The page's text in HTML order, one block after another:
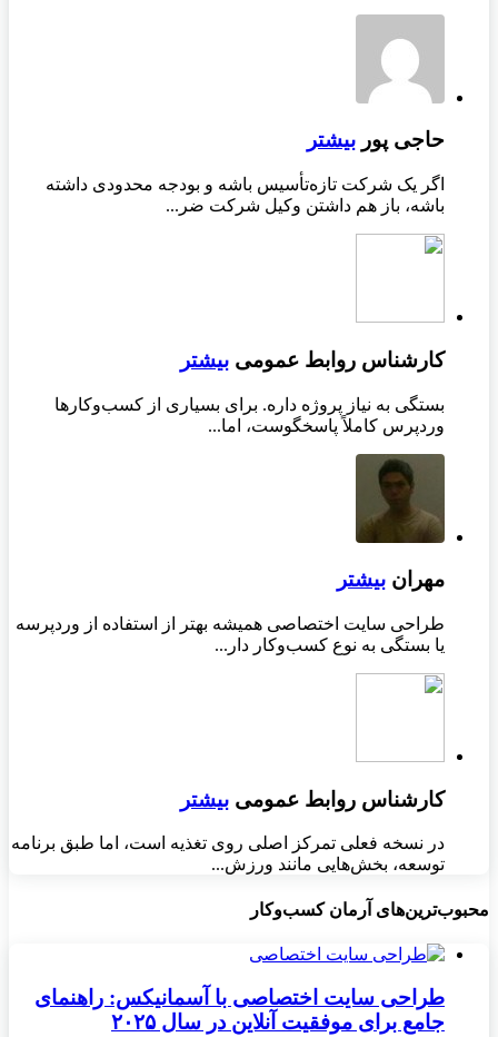
حاجی پور بیشتر
اگر یک شرکت تازه‌تأسیس باشه و بودجه محدودی داشته
باشه، باز هم داشتن وکیل شرکت ضر...
کارشناس روابط عمومی بیشتر
بستگی به نیاز پروژه داره. برای بسیاری از کسب‌وکارها
وردپرس کاملاً پاسخگوست، اما...
مهران بیشتر
طراحی سایت اختصاصی همیشه بهتر از استفاده از وردپرسه
یا بستگی به نوع کسب‌وکار دار...
کارشناس روابط عمومی بیشتر
در نسخه فعلی تمرکز اصلی روی تغذیه است، اما طبق برنامه
توسعه، بخش‌هایی مانند ورزش...
محبوب‌ترین‌های آرمان کسب‌وکار
طراحی سایت اختصاصی با آسمانیکس: راهنمای
جامع برای موفقیت آنلاین در سال ۲۰۲۵